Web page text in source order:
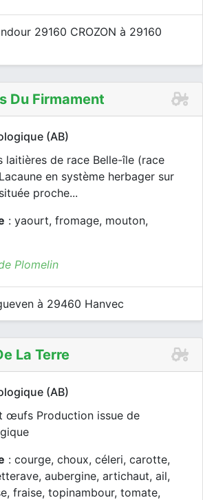
29160 CROZON à 29160
Du Firmament
(AB)
laitières de race Belle-île (race
en système herbager sur
proche...
: yaourt, fromage, mouton,
Plomelin
à 29460 Hanvec
La Terre
(AB)
œufs Production issue de
: courge, choux, céleri, carotte,
aubergine, artichaut, ail,
fraise, topinambour, tomate,